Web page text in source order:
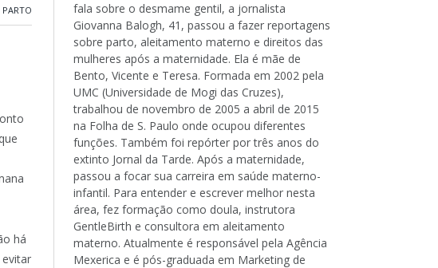
PARTO
há
fala sobre o desmame gentil, a jornalista
Giovanna Balogh, 41, passou a fazer reportagens
sobre parto, aleitamento materno e direitos das
mulheres após a maternidade. Ela é mãe de
Bento, Vicente e Teresa. Formada em 2002 pela
UMC (Universidade de Mogi das Cruzes),
trabalhou de novembro de 2005 a abril de 2015
na Folha de S. Paulo onde ocupou diferentes
funções. Também foi repórter por três anos do
extinto Jornal da Tarde. Após a maternidade,
passou a focar sua carreira em saúde materno-
infantil. Para entender e escrever melhor nesta
área, fez formação como doula, instrutora
GentleBirth e consultora em aleitamento
materno. Atualmente é responsável pela Agência
Mexerica e é pós-graduada em Marketing de